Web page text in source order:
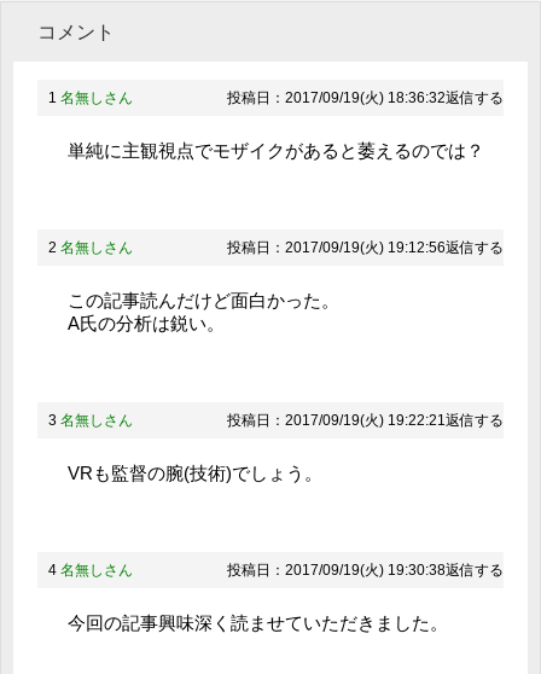
コメント
1 名無しさん 投稿日：2017/09/19(火) 18:36:32返信する
単純に主観視点でモザイクがあると萎えるのでは？
2 名無しさん 投稿日：2017/09/19(火) 19:12:56返信する
この記事読んだけど面白かった。
A氏の分析は鋭い。
3 名無しさん 投稿日：2017/09/19(火) 19:22:21返信する
VRも監督の腕(技術)でしょう。
4 名無しさん 投稿日：2017/09/19(火) 19:30:38返信する
今回の記事興味深く読ませていただきました。